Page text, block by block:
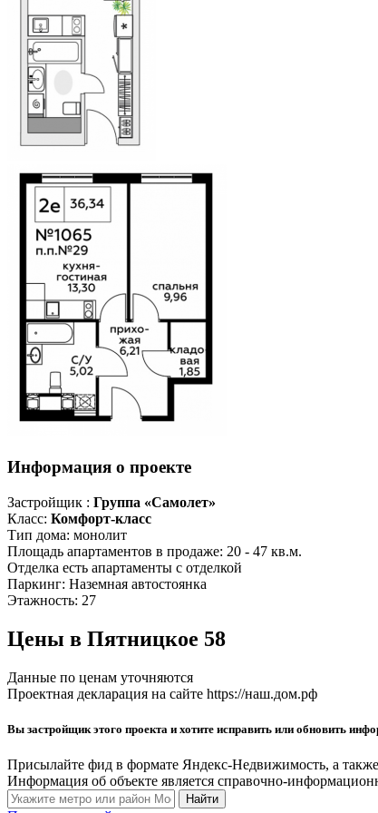
Информация о проекте
Застройщик : Группа «Самолет»
Класс: Комфорт-класс
Тип дома: монолит
Площадь апартаментов в продаже: 20 - 47 кв.м.
Отделка есть апартаменты с отделкой
Паркинг: Наземная автостоянка
Этажность: 27
Цены в Пятницкое 58
Данные по ценам уточняются
Проектная декларация на сайте https://наш.дом.рф
Вы застройщик этого проекта и хотите исправить или обновить
Присылайте фид в формате Яндекс-Недвижимость, а
Информация об объекте является справочно-
Найти